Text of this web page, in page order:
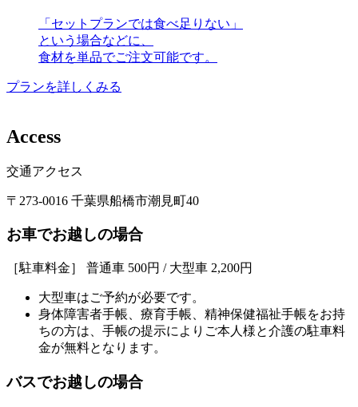
「セットプランでは食べ足りない」
という場合などに、
食材を単品でご注文可能です。
プランを詳しくみる
Access
交通アクセス
〒273-0016 千葉県船橋市潮見町40
お車でお越しの場合
［駐車料金］ 普通車 500円 / 大型車 2,200円
大型車はご予約が必要です。
身体障害者手帳、療育手帳、精神保健福祉手帳をお持
ちの方は、手帳の提示によりご本人様と介護の駐車料
金が無料となります。
バスでお越しの場合